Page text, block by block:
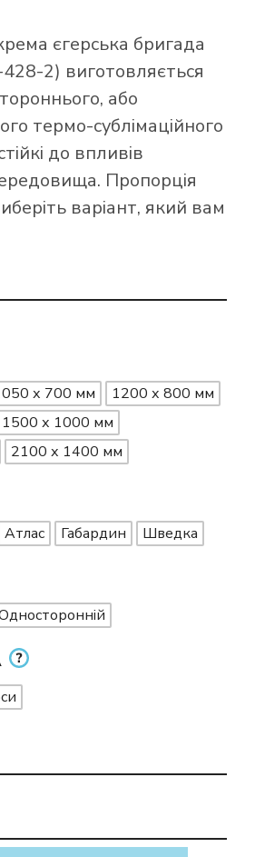
єгерська бригада
2) виготовляється
або
термо-сублімаційного
до впливів
Пропорція
варіант, який вам
х 700 мм
1200 х 800 мм
1500 х 1000 мм
2100 х 1400 мм
Атлас Габардин Шведка